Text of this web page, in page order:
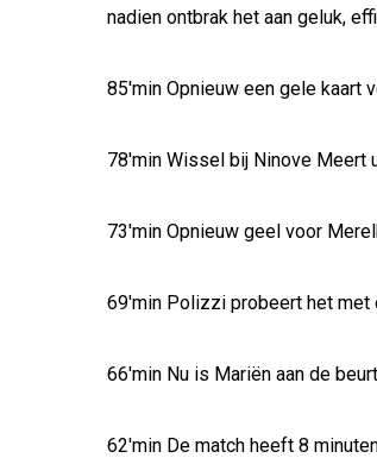
nadien ontbrak het aan geluk,
85'min Opnieuw een gele kaart
78'min Wissel bij Ninove Meert
73'min Opnieuw geel voor
69'min Polizzi probeert het met
66'min Nu is Mariën aan de
62'min De match heeft 8